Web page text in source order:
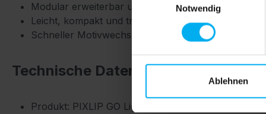
Notwendig
Ablehnen
Modular erweiterbar und kombinierbar
Leicht, kompakt und transportfreundlich
Schneller Motivwechsel durch Textilgrafik mit Keder
Technische Daten
Produkt: PIXLIP GO Lightbox